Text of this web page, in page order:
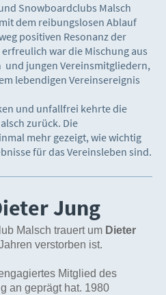
Snowboardclubs Malsch
dem reibungslosen Ablauf
positiven Resonanz der
war die Mischung aus
jungen Vereinsmitgliedern,
lebendigen Vereinsereignis
und unfallfrei kehrte die
zurück. Die
mehr gezeigt, wie wichtig
für das Vereinsleben sind.
Jung
Malsch trauert um Dieter
verstorben ist.
Mitglied des
an geprägt hat. 1980